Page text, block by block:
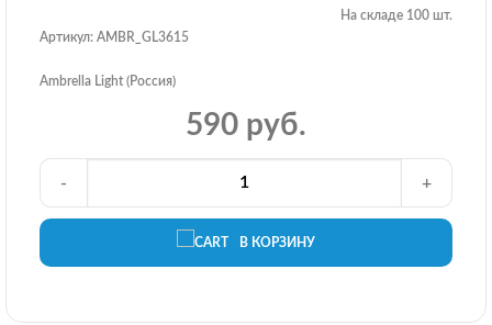
На складе 100 шт.
Артикул: AMBR_GL3615
Ambrella Light (Россия)
590 руб.
В КОРЗИНУ
- +